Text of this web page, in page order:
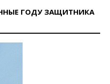
ГОДУ ЗАЩИТНИКА